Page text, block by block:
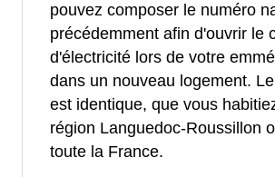
pouvez composer le numéro
précédemment afin d'ouvrir le
d'électricité lors de votre
dans un nouveau logement.
est identique, que vous
région Languedoc-Roussillon
toute la France.